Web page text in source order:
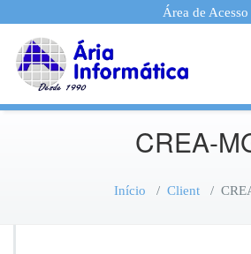
Área de
CREA-
Início / Client /